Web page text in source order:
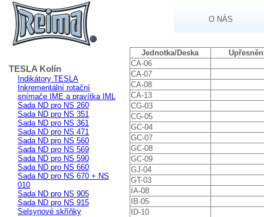
O NÁS
TESLA Kolín
Indikátory TESLA
Inkrementální rotační
snímače IME a pravítka IML
Sada ND pro NS 260
Sada ND pro NS 351
Sada ND pro NS 361
Sada ND pro NS 471
Sada ND pro NS 560
Sada ND pro NS 569
Sada ND pro NS 590
Sada ND pro NS 660
Sada ND pro NS 670 + NS
010
Sada ND pro NS 905
Sada ND pro NS 915
Selsynové skříňky
Jednotka/Deska
CA-06
CA-07
CA-08
CA-13
CG-03
CG-05
GC-04
GC-07
GC-08
GC-09
GJ-04
GT-03
IA-08
IB-05
ID-10